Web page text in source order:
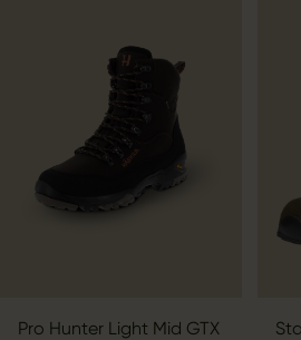
Pro Hunter Light Mid GTX